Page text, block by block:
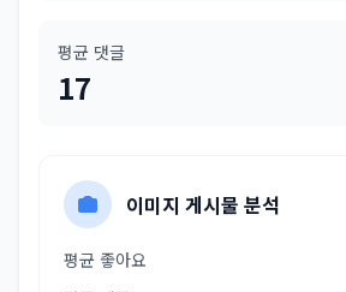
평균 댓글
17
이미지 게시물 분석
평균 좋아요